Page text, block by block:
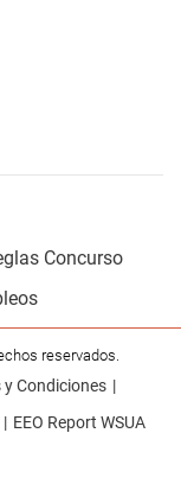
Concurso
reservados.
y Condiciones
EEO Report WSUA